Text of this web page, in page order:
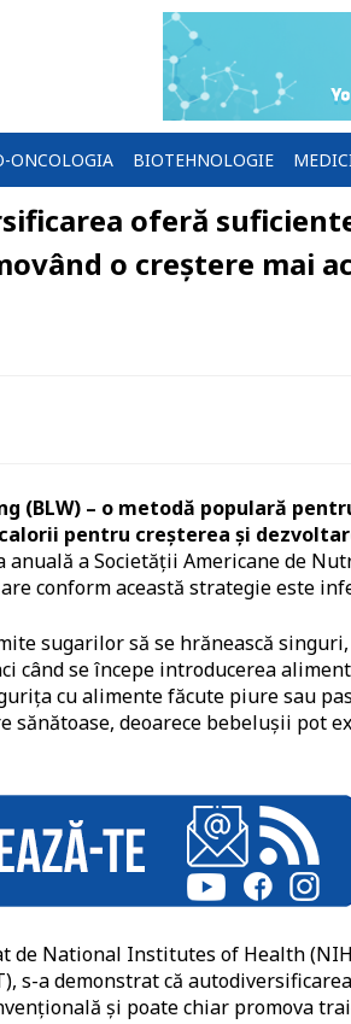
ONCOLOGIA BIOTEHNOLOGIE
oferă
o creștere mai
(BLW) – o metodă populară
pentru creșterea și
anuală a Societății Americane de
conform această strategie este
sugarilor să se hrănească
când se începe introducerea
cu alimente făcute piure sau
sănătoase, deoarece bebelușii pot
National Institutes of Health
a demonstrat că
și poate chiar promova